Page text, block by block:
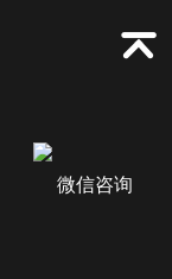
微信咨询